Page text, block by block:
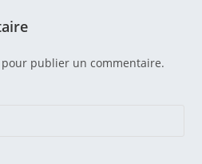
pour publier un commentaire.